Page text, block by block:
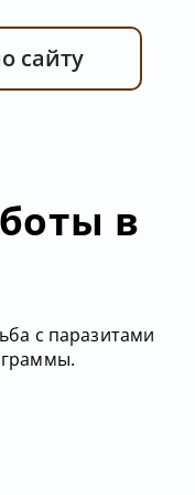
сайту
в
с паразитами